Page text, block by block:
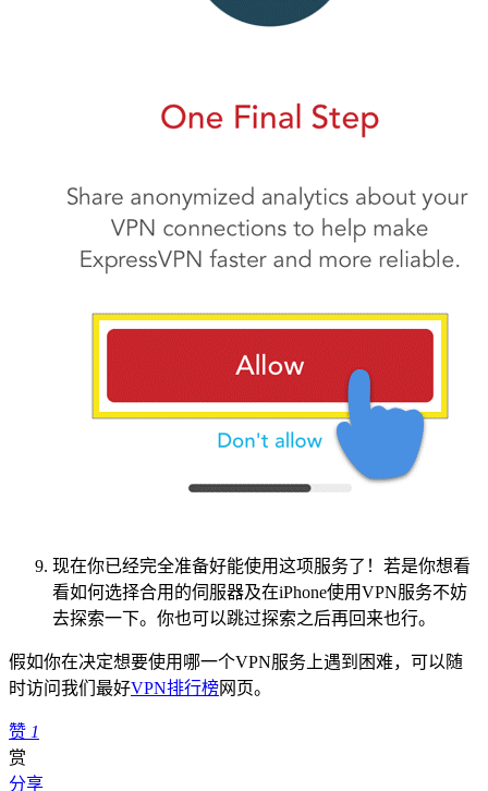
现在你已经完全准备好能使用这项服务了！若是你想看
看如何选择合用的伺服器及在iPhone使用VPN服务不妨
去探索一下。你也可以跳过探索之后再回来也行。
假如你在决定想要使用哪一个VPN服务上遇到困难，可以随
时访问我们最好VPN排行榜网页。
赞 1
赏
分享